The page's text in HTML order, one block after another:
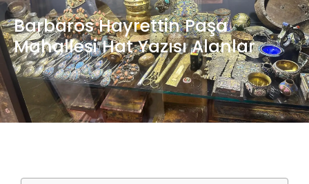
Barbaros Hayrettin Paşa
Mahallesi Hat Yazısı Alanlar